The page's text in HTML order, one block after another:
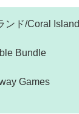
ンド/Coral Island
Bundle
Games